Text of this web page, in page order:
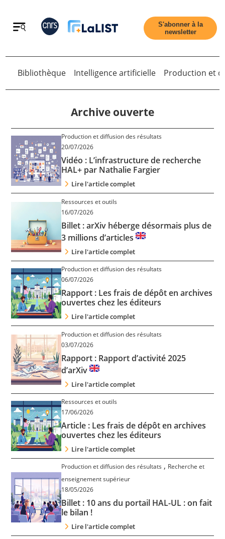
Retour
Accueil
Tous les articles
Qui sommes nous ?
Contact
Nous suivre
S'abonner à la
newsletter
Bibliothèque Intelligence artificielle Production et
Archive ouverte
Production et diffusion des résultats
20/07/2026
Vidéo : L’infrastructure de recherche
HAL+ par Nathalie Fargier
Lire l'article complet
Ressources et outils
16/07/2026
Billet : arXiv héberge désormais plus de
3 millions d’articles
Lire l'article complet
Production et diffusion des résultats
06/07/2026
Rapport : Les frais de dépôt en archives
ouvertes chez les éditeurs
Lire l'article complet
Production et diffusion des résultats
03/07/2026
Rapport : Rapport d’activité 2025
d’arXiv
Lire l'article complet
Ressources et outils
17/06/2026
Article : Les frais de dépôt en archives
ouvertes chez les éditeurs
Lire l'article complet
Production et diffusion des résultats , Recherche et
enseignement supérieur
18/05/2026
Billet : 10 ans du portail HAL-UL : on fait
le bilan !
Lire l'article complet